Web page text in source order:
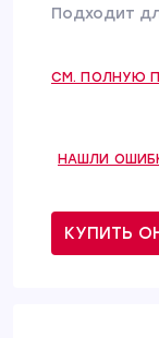
Подходит
СМ. ПОЛНУЮ
НАШЛИ
КУПИТЬ